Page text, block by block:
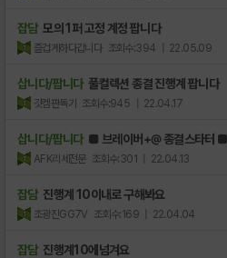
잡담 모의 1퍼 고정 계정 팝니다
즐겁게하다갑니다 조회수:394 | 22.05.09
삽니다/팝니다 풀컬렉션 종결 진행계 팝니다
갓겜판독기 조회수:945 | 22.04.17
삽니다/팝니다 ■ 브레이버+@ 종결스타터 ■
AFK리세전문 조회수:301 | 22.04.13
잡담 진행계 10이내로 구해봐요
조광진GG7V 조회수:169 | 22.04.04
잡담 진행계10에넘겨요